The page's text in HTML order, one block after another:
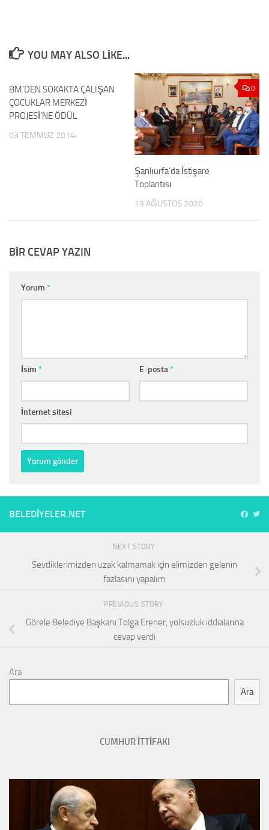
YOU MAY ALSO LIKE...
BM’DEN SOKAKTA ÇALIŞAN
ÇOCUKLAR MERKEZİ
PROJESİ’NE ÖDÜL
03 TEMMUZ 2014
0
Şanlıurfa’da İstişare
Toplantısı
13 AĞUSTOS 2020
BIR CEVAP YAZIN
Yorum *
İsim * E-posta*
İnternet sitesi
BELEDIYELER.NET
NEXT STORY
Sevdiklerimizden uzak kalmamak için elimizden gelenin
fazlasını yapalım
PREVIOUS STORY
Görele Belediye Başkanı Tolga Erener, yolsuzluk iddialarına
cevap verdi
Ara
Ara
CUMHUR İTTİFAKI